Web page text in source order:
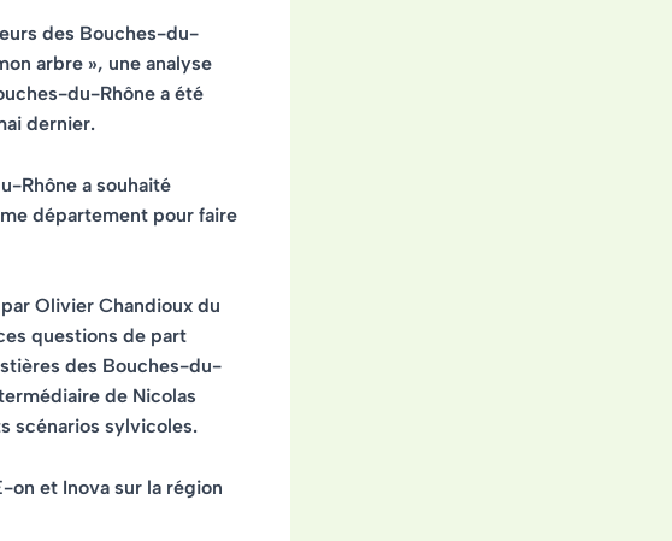
des Bouches-du-
arbre », une analyse
du-Rhône a été
dernier.
Rhône a souhaité
département pour faire
Olivier Chandioux du
questions de part
des Bouches-du-
de Nicolas
scénarios sylvicoles.
on et Inova sur la région